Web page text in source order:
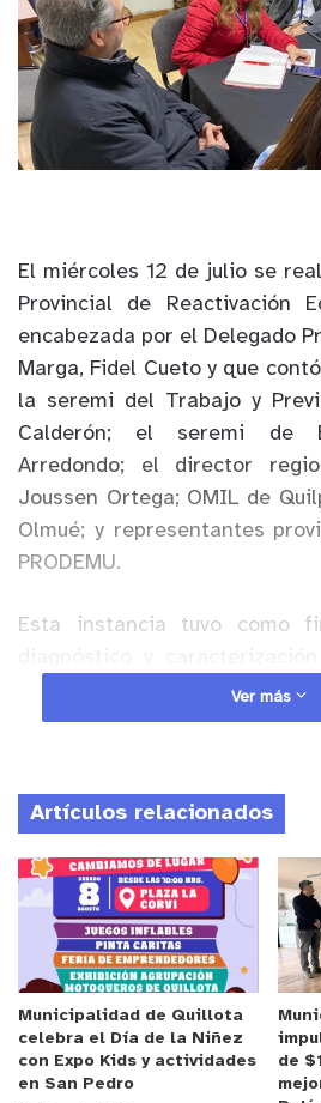
El miércoles 12 de julio se
Provincial de Reactivación
encabezada por el Delegado
Marga, Fidel Cueto y que
la seremi del Trabajo y
Calderón; el seremi de
Arredondo; el director
Joussen Ortega; OMIL de
Olmué; y representantes
PRODEMU.
Esta instancia tuvo como
cada comuna de Marga
actores y acciones que
distintas fortalezas que se
como polo comercial y de
Anuncio Patrocinado
Así lo explicó el delegado
Fidel Cueto, quien detalló
primer encuentro.“Estamos
de Fomento, para generar
económico en la
Ver más
Artículos relacionados
Municipalidad de Quillota
celebra el Día de la Niñez
con Expo Kids y actividades
en San Pedro
de